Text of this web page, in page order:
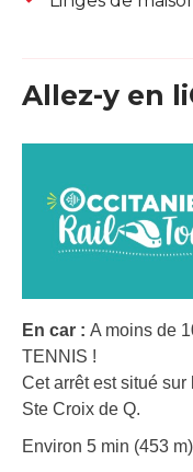
Allez-y en
En car : A moins de
TENNIS !
Cet arrêt est situé
Ste Croix de Q.
Environ 5 min (453